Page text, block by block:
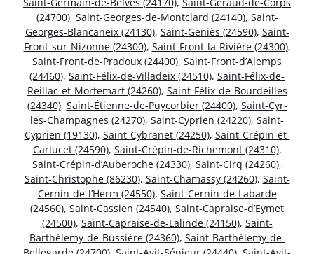
(24700), Saint-Georges-de-Montclard (24140), Saint-
Georges-Blancaneix (24130), Saint-Geniès (24590), Saint-
Front-sur-Nizonne (24300), Saint-Front-la-Rivière (24300),
Saint-Front-de-Pradoux (24400), Saint-Front-d’Alemps
(24460), Saint-Félix-de-Villadeix (24510), Saint-Félix-de-
Reillac-et-Mortemart (24260), Saint-Félix-de-Bourdeilles
(24340), Saint-Étienne-de-Puycorbier (24400), Saint-Cyr-
les-Champagnes (24270), Saint-Cyprien (24220), Saint-
Cyprien (19130), Saint-Cybranet (24250), Saint-Crépin-et-
Carlucet (24590), Saint-Crépin-de-Richemont (24310),
Saint-Crépin-d’Auberoche (24330), Saint-Cirq (24260),
Saint-Christophe (86230), Saint-Chamassy (24260), Saint-
Cernin-de-l’Herm (24550), Saint-Cernin-de-Labarde
(24560), Saint-Cassien (24540), Saint-Capraise-d’Eymet
(24500), Saint-Capraise-de-Lalinde (24150), Saint-
Barthélemy-de-Bussière (24360), Saint-Barthélemy-de-